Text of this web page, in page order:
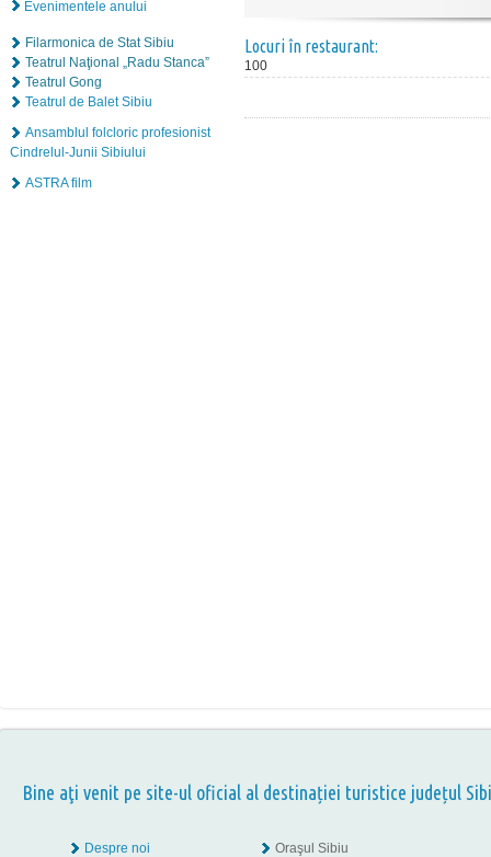
Evenimentele anului
Filarmonica de Stat Sibiu
Teatrul Naţional „Radu Stanca”
Teatrul Gong
Teatrul de Balet Sibiu
Ansamblul folcloric profesionist
Cindrelul-Junii Sibiului
ASTRA film
Locuri în restaurant:
100
Bine aţi venit pe site-ul oficial al destinației turistice județul
Despre noi
Oraşul Sibiu